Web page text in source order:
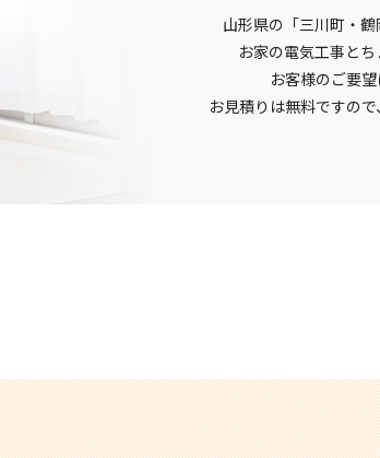
山形県の「三川町・
お家の電気工事と
お客様のご要望
お見積りは無料ですの